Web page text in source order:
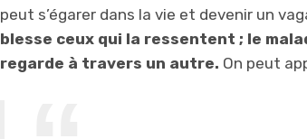
peut s’égarer dans la vie et devenir un
blesse ceux qui la ressentent ; le
regarde à travers un autre. On peut